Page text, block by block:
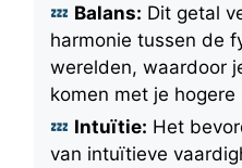
Balans: Dit getal
harmonie tussen de
werelden, waardoor
komen met je hogere
Intuïtie: Het
van intuïtieve